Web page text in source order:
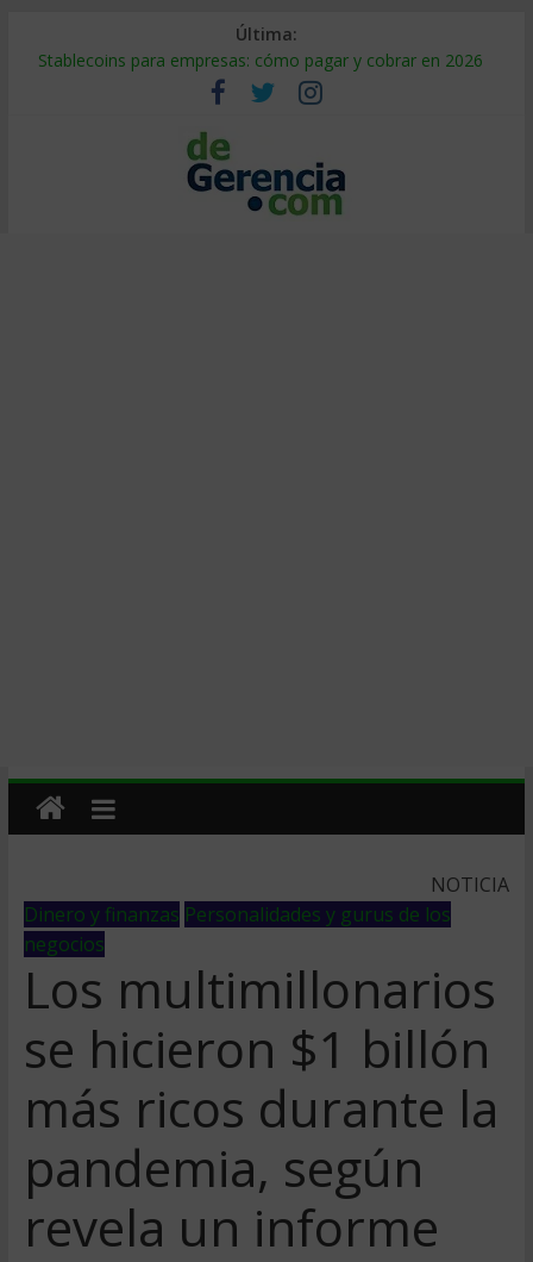
Última:
Stablecoins para empresas: cómo pagar y cobrar en 2026
Despido silencioso: qué es y por qué sale tan caro
IA en selección de personal: cómo auditarla a tiempo
Trabajo forzoso en la cadena de suministro: qué hacer
Mercado hispano de EE. UU.: cómo segmentarlo y venderle
NOTICIA
Dinero y finanzas Personalidades y gurus de los
negocios
Los multimillonarios
se hicieron $1 billón
más ricos durante la
pandemia, según
revela un informe